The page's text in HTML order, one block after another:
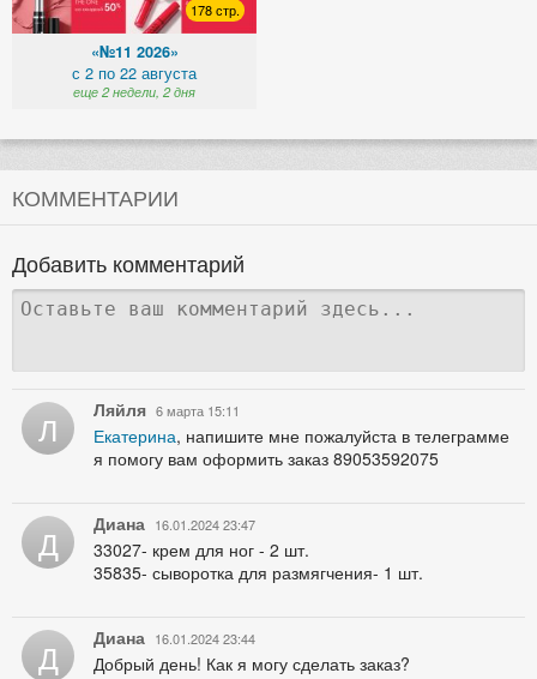
178 стр.
«№11 2026»
с 2 по 22 августа
еще 2 недели, 2 дня
КОММЕНТАРИИ
Добавить комментарий
Л Ляйля 6 марта 15:11
Екатерина, напишите мне пожалуйста в телеграмме
я помогу вам оформить заказ 89053592075
Д Диана 16.01.2024 23:47
33027- крем для ног - 2 шт.
35835- сыворотка для размягчения- 1 шт.
Д Диана 16.01.2024 23:44
Добрый день! Как я могу сделать заказ?